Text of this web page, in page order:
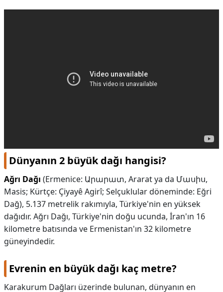
Dünyanın 2 büyük dağı hangisi?
Ağrı Dağı (Ermenice: Արարատ, Ararat ya da Մասիս,
Masis; Kürtçe: Çiyayê Agirî; Selçuklular döneminde: Eğri
Dağ), 5.137 metrelik rakımıyla, Türkiye'nin en yüksek
dağıdır. Ağrı Dağı, Türkiye'nin doğu ucunda, İran'ın 16
kilometre batısında ve Ermenistan'ın 32 kilometre
güneyindedir.
Evrenin en büyük dağı kaç metre?
Karakurum Dağları üzerinde bulunan, dünyanın en